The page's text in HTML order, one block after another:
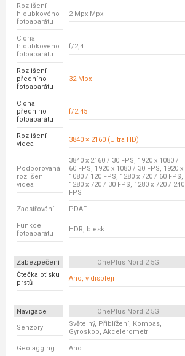
Rozlišení
hloubkového
fotoaparátu
2 Mpx Mpx
Clona
hloubkového
fotoaparátu
f/2,4
Rozlišení
předního
fotoaparátu
32 Mpx
Clona
předního
fotoaparátu
f/2.45
Rozlišení
videa
3840 × 2160 (Ultra HD)
Podporovaná
rozlišení
videa
3840 x 2160 / 30 FPS, 1920 x 1080 /
60 FPS, 1920 x 1080 / 30 FPS, 1920 x
1080 / 120 FPS, 1280 x 720 / 60 FPS,
1280 x 720 / 30 FPS, 1280 x 720 / 240
FPS
Zaostřování PDAF
Funkce
fotoaparátu
HDR, blesk
Zabezpečení OnePlus Nord 2 5G
Čtečka otisku
prstů
Ano, v displeji
Navigace OnePlus Nord 2 5G
Senzory
Světelný, Přiblížení, Kompas,
Gyroskop, Akcelerometr
Geotagging Ano